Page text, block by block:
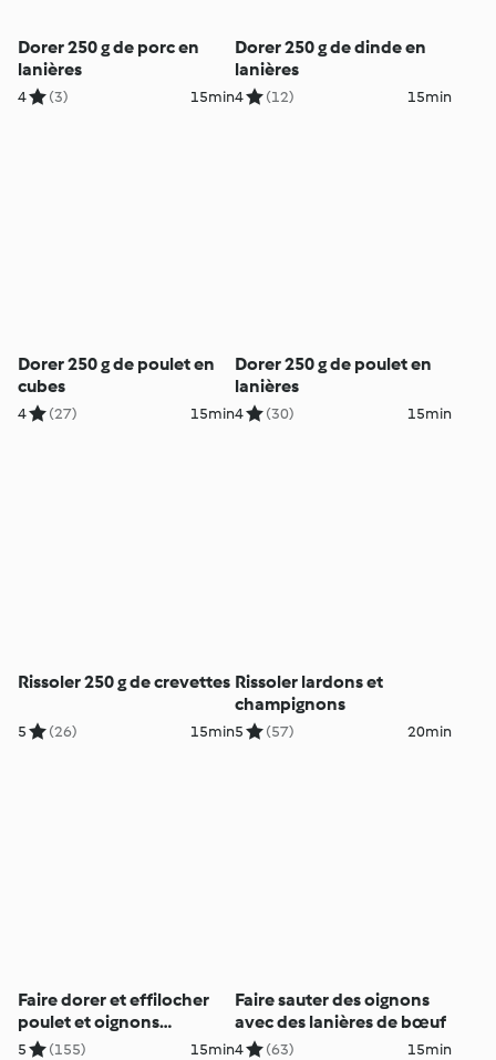
Dorer 250 g de porc en
lanières
4 (3) 15min
Dorer 250 g de dinde en
lanières
4 (12) 15min
Dorer 250 g de poulet en
cubes
4 (27) 15min
Dorer 250 g de poulet en
lanières
4 (30) 15min
Rissoler 250 g de crevettes
5 (26) 15min
Rissoler lardons et
champignons
5 (57) 20min
Faire dorer et effilocher
poulet et oignons
nouveaux
5 (155) 15min
Faire sauter des oignons
avec des lanières de bœuf
4 (63) 15min